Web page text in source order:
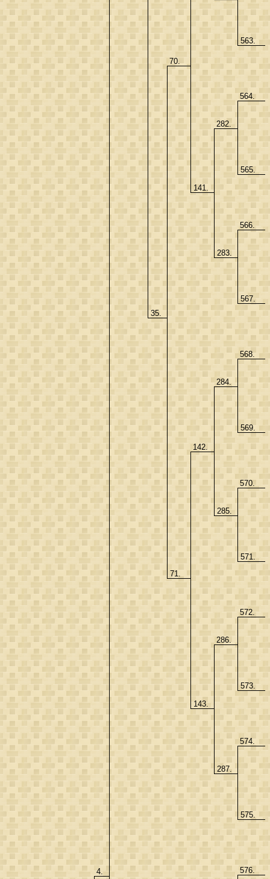
4.
35.
70.
563.
141.
282.
564.
565.
283.
566.
567.
71.
142.
284.
568.
569.
285.
570.
571.
143.
286.
572.
573.
287.
574.
575.
576.